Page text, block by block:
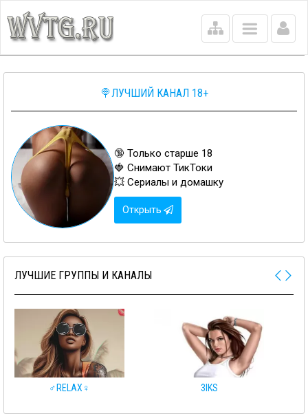
Main
menu
🍭ЛУЧШИЙ КАНАЛ 18+
🔞 Только старше 18
🍓 Снимают ТикТоки
💥 Сериалы и домашку
Открыть
ЛУЧШИЕ ГРУППЫ И КАНАЛЫ
♂️RELAX♀️ 3IKS